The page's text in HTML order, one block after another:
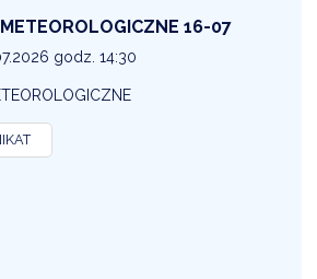
16-07
godz. 14:30